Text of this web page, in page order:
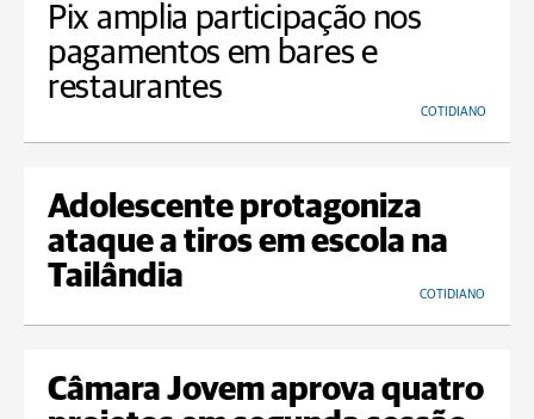
Pix amplia participação nos
pagamentos em bares e
restaurantes
COTIDIANO
Adolescente protagoniza
ataque a tiros em escola na
Tailândia
COTIDIANO
Câmara Jovem aprova quatro